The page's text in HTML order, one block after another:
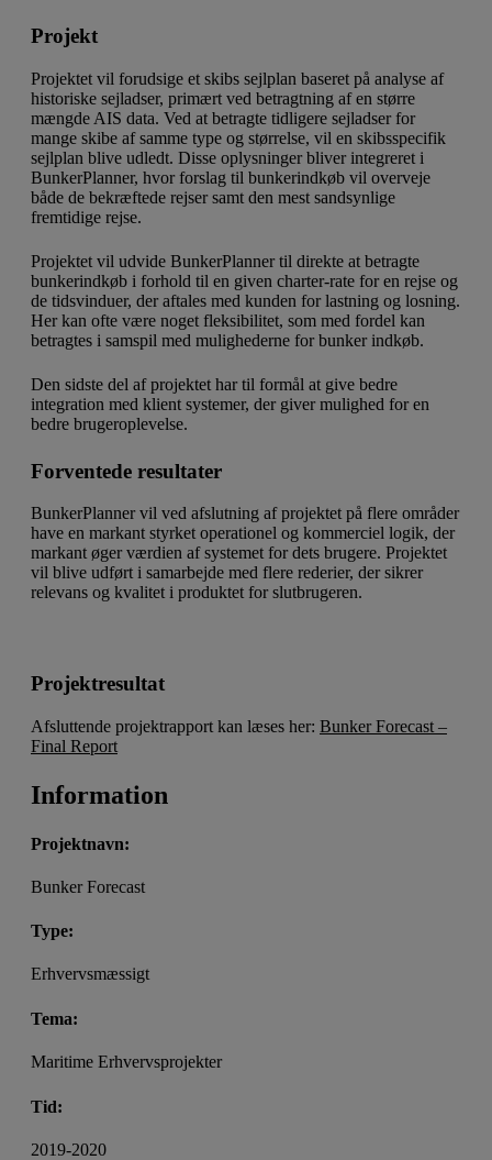
Projekt
Projektet vil forudsige et skibs sejlplan baseret på analyse af
historiske sejladser, primært ved betragtning af en større
mængde AIS data. Ved at betragte tidligere sejladser for
mange skibe af samme type og størrelse, vil en skibsspecifik
sejlplan blive udledt. Disse oplysninger bliver integreret i
BunkerPlanner, hvor forslag til bunkerindkøb vil overveje
både de bekræftede rejser samt den mest sandsynlige
fremtidige rejse.
Projektet vil udvide BunkerPlanner til direkte at betragte
bunkerindkøb i forhold til en given charter-rate for en rejse og
de tidsvinduer, der aftales med kunden for lastning og losning.
Her kan ofte være noget fleksibilitet, som med fordel kan
betragtes i samspil med mulighederne for bunker indkøb.
Den sidste del af projektet har til formål at give bedre
integration med klient systemer, der giver mulighed for en
bedre brugeroplevelse.
Forventede resultater
BunkerPlanner vil ved afslutning af projektet på flere områder
have en markant styrket operationel og kommerciel logik, der
markant øger værdien af systemet for dets brugere. Projektet
vil blive udført i samarbejde med flere rederier, der sikrer
relevans og kvalitet i produktet for slutbrugeren.
Projektresultat
Afsluttende projektrapport kan læses her: Bunker Forecast –
Final Report
Information
Projektnavn:
Bunker Forecast
Type:
Erhvervsmæssigt
Tema:
Maritime Erhvervsprojekter
Tid:
2019-2020